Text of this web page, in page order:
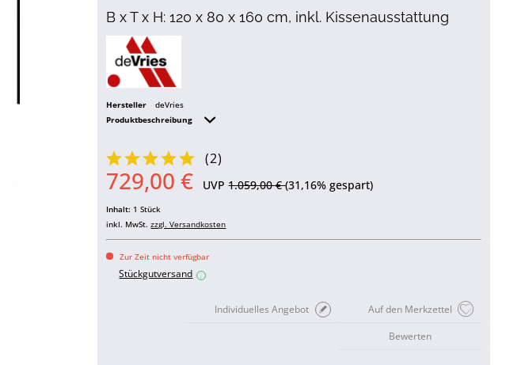
B x T x H: 120 x 80 x 160 cm, inkl. Kissenausstattung
Hersteller
deVries
Produktbeschreibung
(2)
729,00 € UVP1.059,00 €(31,16% gespart)
Inhalt: 1 Stück
inkl. MwSt.zzgl. Versandkosten
Zur Zeit nicht verfügbar
Stückgutversand i
Auf den Merkzettel
Individuelles Angebot
Bewerten